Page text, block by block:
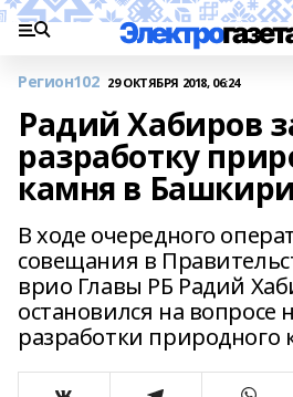
Регион102 29 ОКТЯБРЯ 2018, 06:24
Радий Хабиров
разработку
камня в
В ходе очередного
совещания в
врио Главы РБ Радий
остановился на вопросе
разработки природного